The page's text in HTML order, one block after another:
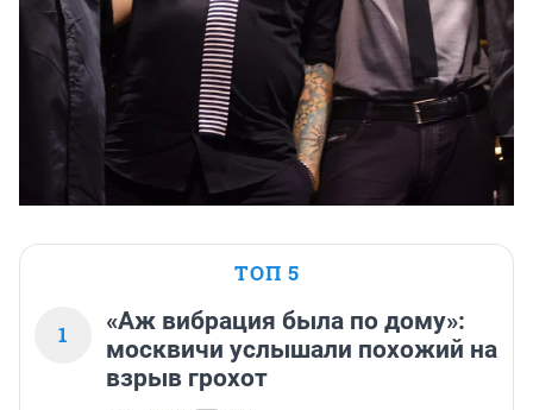
ТОП 5
1
«Аж вибрация была по дому»:
москвичи услышали похожий на
взрыв грохот